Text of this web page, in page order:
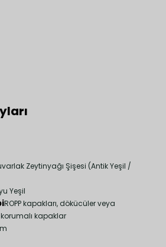
Zeytinyağı Şişesi (Antik Yeşil /
Yeşil
ROPP kapakları, dökücüler veya
kapaklar